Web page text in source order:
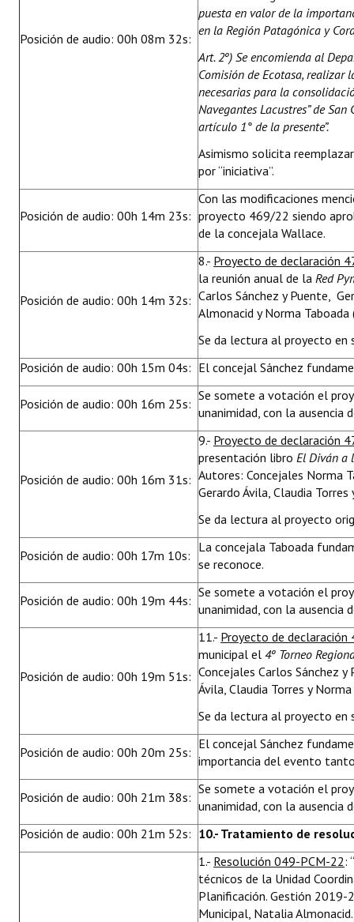
Posición de audio: 00h 08m 32s:
puesta en valor de la
en la Región Patagónica y
Art. 2º) Se encomienda al
Comisión de Ecotasa, realizar
necesarias para la
Navegantes Lacustres” de
artículo 1° de la presente”.
Asimismo solicita
por “iniciativa”.
Posición de audio: 00h 14m 23s:
Con las modificaciones
proyecto 469/22 siendo
de la concejala Wallace.
Posición de audio: 00h 14m 32s:
8.- Proyecto de declaración
la reunión anual de la Red
Carlos Sánchez y Puente,
Almonacid y Norma Taboada
Se da lectura al proyecto en
Posición de audio: 00h 15m 04s: El concejal Sánchez
Posición de audio: 00h 16m 25s:
Se somete a votación el
unanimidad, con la ausencia
Posición de audio: 00h 16m 31s:
9.- Proyecto de declaración
presentación libro El Diván a
Autores: Concejales Norma
Gerardo Ávila, Claudia
Se da lectura al proyecto
Posición de audio: 00h 17m 10s:
La concejala Taboada
se reconoce.
Posición de audio: 00h 19m 44s:
Se somete a votación el
unanimidad, con la ausencia
Posición de audio: 00h 19m 51s:
11.- Proyecto de
municipal el 4º Torneo
Concejales Carlos Sánchez
Ávila, Claudia Torres y Norma
Se da lectura al proyecto en
Posición de audio: 00h 20m 25s:
El concejal Sánchez
importancia del evento
Posición de audio: 00h 21m 38s:
Se somete a votación el
unanimidad, con la ausencia
Posición de audio: 00h 21m 52s: 10.- Tratamiento de
1.- Resolución 049-PCM-22:
técnicos de la Unidad
Planificación. Gestión 2019-
Municipal, Natalia Almonacid.